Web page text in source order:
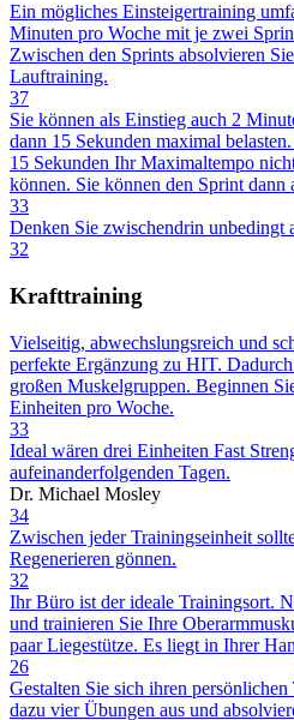
Ein mögliches Einsteigertraining
Minuten pro Woche mit je zwei
Zwischen den Sprints absolvieren
Lauftraining.
37
Sie können als Einstieg auch 2
dann 15 Sekunden maximal
15 Sekunden Ihr Maximaltempo
können. Sie können den Sprint dann
33
Denken Sie zwischendrin unbedingt
32
Krafttraining
Vielseitig, abwechslungsreich und
perfekte Ergänzung zu HIT.
großen Muskelgruppen. Beginnen
Einheiten pro Woche.
33
Ideal wären drei Einheiten Fast
aufeinanderfolgenden Tagen.
Dr. Michael Mosley
34
Zwischen jeder Trainingseinheit
Regenerieren gönnen.
32
Ihr Büro ist der ideale Trainingsort.
und trainieren Sie Ihre
paar Liegestütze. Es liegt in Ihrer
26
Gestalten Sie sich ihren
dazu vier Übungen aus und